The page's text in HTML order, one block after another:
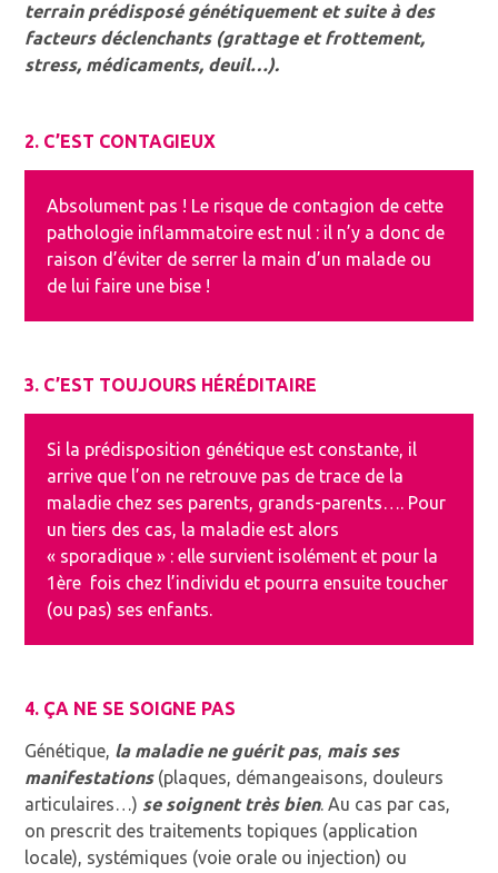
terrain prédisposé génétiquement et suite à des
facteurs déclenchants (grattage et frottement,
stress, médicaments, deuil…).
2. C’EST CONTAGIEUX
Absolument pas ! Le risque de contagion de cette
pathologie inflammatoire est nul : il n’y a donc de
raison d’éviter de serrer la main d’un malade ou
de lui faire une bise !
3. C’EST TOUJOURS HÉRÉDITAIRE
Si la prédisposition génétique est constante, il
arrive que l’on ne retrouve pas de trace de la
maladie chez ses parents, grands-parents…. Pour
un tiers des cas, la maladie est alors
« sporadique » : elle survient isolément et pour la
1ère fois chez l’individu et pourra ensuite toucher
(ou pas) ses enfants.
4. ÇA NE SE SOIGNE PAS
Génétique, la maladie ne guérit pas, mais ses
manifestations(plaques, démangeaisons, douleurs
articulaires…) se soignent très bien. Au cas par cas,
on prescrit des traitements topiques (application
locale), systémiques (voie orale ou injection) ou